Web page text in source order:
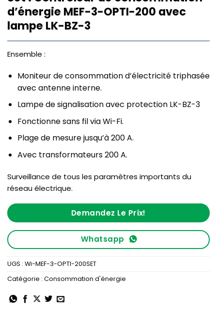
d’énergie MEF-3-OPTI-200 avec
lampe LK-BZ-3
Ensemble :
Moniteur de consommation d’électricité triphasée
avec antenne interne.
Lampe de signalisation avec protection LK-BZ-3
Fonctionne sans fil via Wi-Fi.
Plage de mesure jusqu’à 200 A.
Avec transformateurs 200 A.
Surveillance de tous les paramètres importants du
réseau électrique.
Demandez Le Prix!
Whatsapp
UGS : Wi-MEF-3-OPTI-200SET
Catégorie : Consommation d'énergie